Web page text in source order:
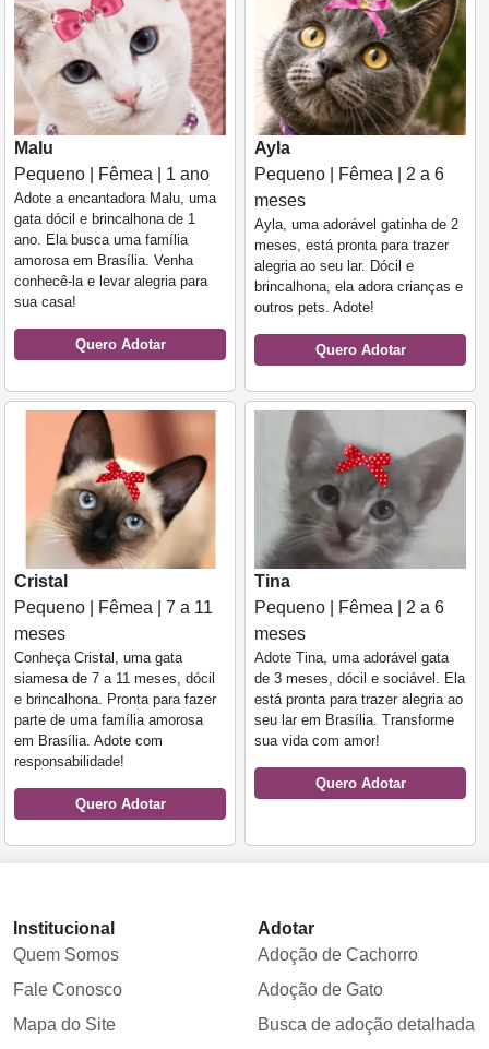
Malu
Pequeno | Fêmea | 1 ano
Adote a encantadora Malu, uma
gata dócil e brincalhona de 1
ano. Ela busca uma família
amorosa em Brasília. Venha
conhecê-la e levar alegria para
sua casa!
Quero Adotar
Ayla
Pequeno | Fêmea | 2 a 6
meses
Ayla, uma adorável gatinha de 2
meses, está pronta para trazer
alegria ao seu lar. Dócil e
brincalhona, ela adora crianças e
outros pets. Adote!
Quero Adotar
Cristal
Pequeno | Fêmea | 7 a 11
meses
Conheça Cristal, uma gata
siamesa de 7 a 11 meses, dócil
e brincalhona. Pronta para fazer
parte de uma família amorosa
em Brasília. Adote com
responsabilidade!
Quero Adotar
Tina
Pequeno | Fêmea | 2 a 6
meses
Adote Tina, uma adorável gata
de 3 meses, dócil e sociável. Ela
está pronta para trazer alegria ao
seu lar em Brasília. Transforme
sua vida com amor!
Quero Adotar
Institucional
Quem Somos
Fale Conosco
Mapa do Site
Adotar
Adoção de Cachorro
Adoção de Gato
Busca de adoção detalhada